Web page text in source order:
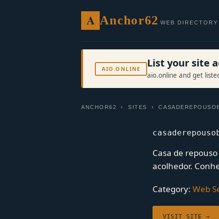
A Anchor62 WEB DIRECTORY
AIO.ONLINE List your site
aio.online and get
ANCHOR62 ›SITES ›
Casa de
acolhedor.
Category: Web
VISIT SITE →